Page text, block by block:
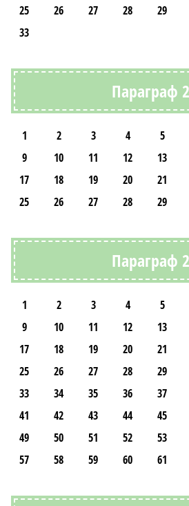
25
26 27 28 29
33
Параграф
1 2 3 4 5
9
10 11 12 13
17
18 19 20 21
25
26 27 28 29
Параграф
1 2 3 4 5
9
10 11 12 13
17
18 19 20 21
25
26 27 28 29
33
34 35 36 37
41
42 43 44 45
49
50 51 52 53
57
58 59 60 61